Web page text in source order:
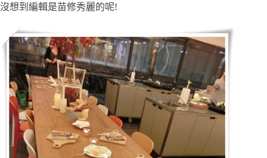
沒想到編輯是苗修秀麗的呢!